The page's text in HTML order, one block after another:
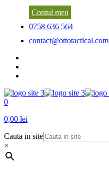
Contul meu
0758 636 564
contact@ottotactical.com
0
0,00 lei
Cauta in site
×